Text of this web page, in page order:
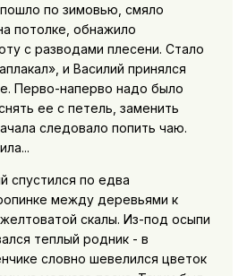
по зимовью, смяло
потолке, обнажило
с разводами плесени. Стало
и Василий принялся
Перво-наперво надо было
ее с петель, заменить
следовало попить чаю.
спустился по едва
между деревьями к
скалы. Из-под осыпи
теплый родник - в
словно шевелился цветок